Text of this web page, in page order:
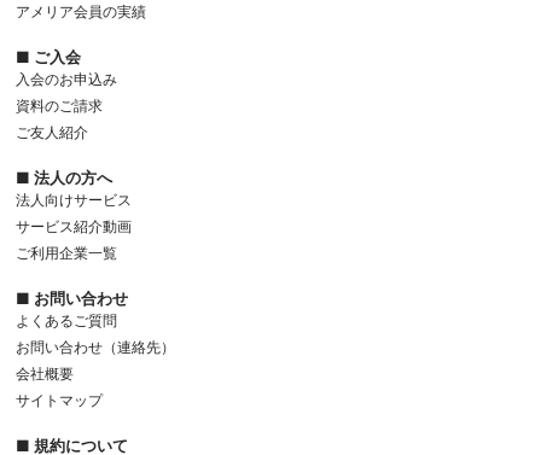
アメリア会員の実績
■ ご入会
入会のお申込み
資料のご請求
ご友人紹介
■ 法人の方へ
法人向けサービス
サービス紹介動画
ご利用企業一覧
■ お問い合わせ
よくあるご質問
お問い合わせ（連絡先）
会社概要
サイトマップ
■ 規約について